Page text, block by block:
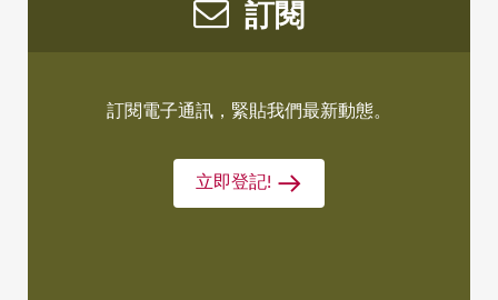
訂閱
訂閱電子通訊，緊貼我們最新動態。
立即登記!